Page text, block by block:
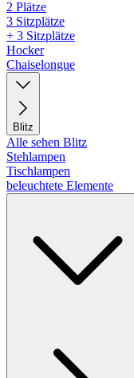
2 Plätze
3 Sitzplätze
+ 3 Sitzplätze
Hocker
Chaiselongue
Blitz
Alle sehen Blitz
Stehlampen
Tischlampen
beleuchtete Elemente